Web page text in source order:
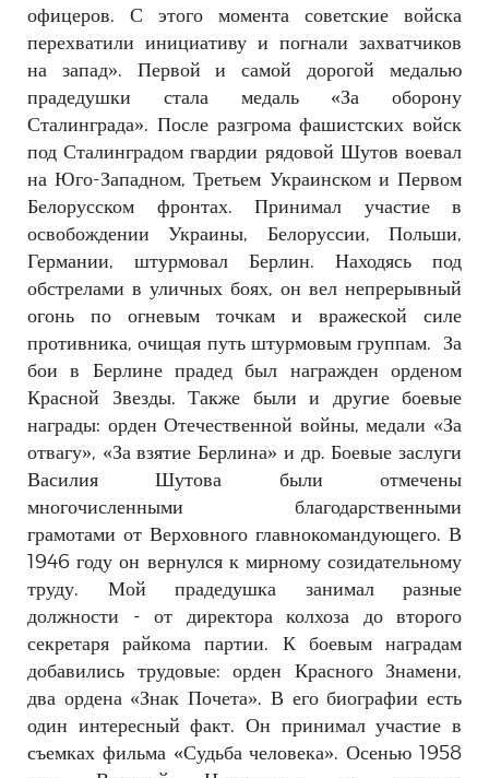
офицеров. С этого момента советские войска
перехватили инициативу и погнали захватчиков
на запад». Первой и самой дорогой медалью
прадедушки стала медаль «За оборону
Сталинграда». После разгрома фашистских войск
под Сталинградом гвардии рядовой Шутов воевал
на Юго-Западном, Третьем Украинском и Первом
Белорусском фронтах. Принимал участие в
освобождении Украины, Белоруссии, Польши,
Германии, штурмовал Берлин. Находясь под
обстрелами в уличных боях, он вел непрерывный
огонь по огневым точкам и вражеской силе
противника, очищая путь штурмовым группам. За
бои в Берлине прадед был награжден орденом
Красной Звезды. Также были и другие боевые
награды: орден Отечественной войны, медали «За
отвагу», «За взятие Берлина» и др. Боевые заслуги
Василия Шутова были отмечены
многочисленными благодарственными
грамотами от Верховного главнокомандующего. В
1946 году он вернулся к мирному созидательному
труду. Мой прадедушка занимал разные
должности - от директора колхоза до второго
секретаря райкома партии. К боевым наградам
добавились трудовые: орден Красного Знамени,
два ордена «Знак Почета». В его биографии есть
один интересный факт. Он принимал участие в
съемках фильма «Судьба человека». Осенью 1958